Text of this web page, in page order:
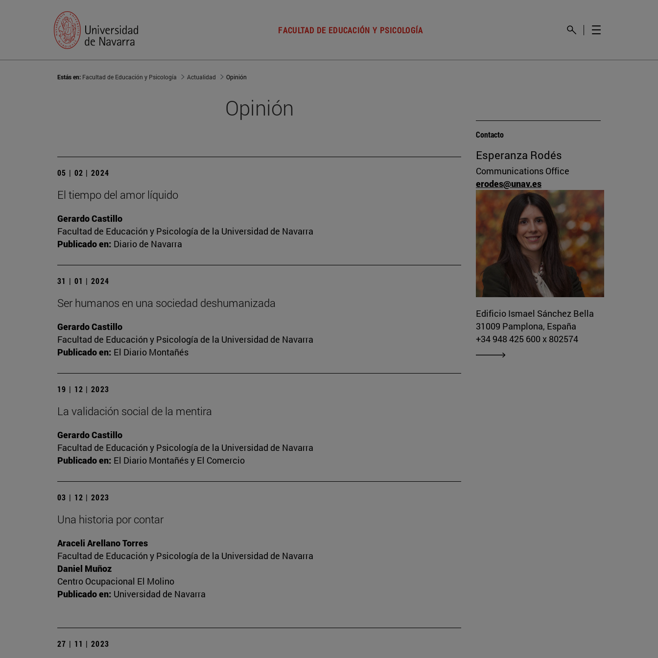
FACULTAD DE EDUCACIÓN Y PSICOLOGÍA
Estás en: Facultad de Educación y Psicología Actualidad Opinión
Opinión
05 | 02 | 2024
El tiempo del amor líquido
Gerardo Castillo
Facultad de Educación y Psicología de la Universidad de Navarra
Publicado en: Diario de Navarra
31 | 01 | 2024
Ser humanos en una sociedad deshumanizada
Gerardo Castillo
Facultad de Educación y Psicología de la Universidad de Navarra
Publicado en: El Diario Montañés
19 | 12 | 2023
La validación social de la mentira
Gerardo Castillo
Facultad de Educación y Psicología de la Universidad de Navarra
Publicado en: El Diario Montañés y El Comercio
03 | 12 | 2023
Una historia por contar
Araceli Arellano Torres
Facultad de Educación y Psicología de la Universidad de Navarra
Daniel Muñoz
Centro Ocupacional El Molino
Publicado en: Universidad de Navarra
27 | 11 | 2023
Contacto
Esperanza Rodés
Communications Office
erodes@unav.es
Edificio Ismael Sánchez Bella
31009 Pamplona, España
+34 948 425 600 x 802574